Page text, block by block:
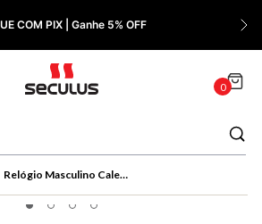
COM PIX | Ganhe 5% OFF
0
Relógio Masculino Calendário Dourado